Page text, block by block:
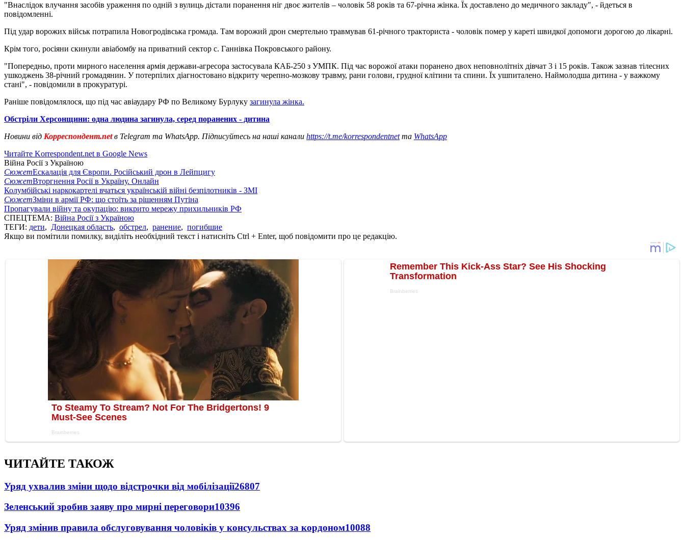
"Внаслідок влучання засобів ураження по одній з вулиць дістали поранення ніг двоє жителів – чоловік 58 років та 67-річна жінка. Їх доставлено до медичного закладу", - йдеться в
повідомленні.
Під удар ворожих військ потрапила Новогродівська громада. Там ворожий дрон смертельно травмував 61-річного тракториста - чоловік помер у кареті швидкої допомоги дорогою до лікарні.
Крім того, росіяни скинули авіабомбу на приватний сектор с. Ганнівка Покровського району.
"Попередньо, проти мирного населення армія держави-агресора застосувала КАБ-250 з УМПК. Під час ворожої атаки поранено двох неповнолітніх дівчат 3 і 15 років. Також зазнав тілесних
ушкоджень 38-річний громадянин. У потерпілих діагностовано відкриту черепно-мозкову травму, рани голови, грудної клітини та спини. Їх ушпиталено. Наймолодша дитина - у важкому
стані", - повідомили в прокуратурі.
Раніше повідомлялося, що під час авіаудару РФ по Великому Бурлуку загинула жінка.
Обстріли Херсонщини: одна людина загинула, серед поранених - дитина
Новини від Корреспондент.netв Telegram та WhatsApp. Підписуйтесь на наші канали https://t.me/korrespondentnetта WhatsApp
Читайте Korrespondent.net в Google News
Війна Росії з Україною
СюжетЕскалація для Європи. Російський дрон в Лейпцигу
СюжетВторгнення Росії в Україну. Онлайн
Колумбійські наркокартелі вчаться українській війні безпілотників - ЗМІ
СюжетЗміни в армії РФ: що стоїть за рішенням Путіна
Пропагували війну та окупацію: викрито мережу прихильників РФ
СПЕЦТЕМА: Війна Росії з Україною
ТЕГИ: дети, Донецкая область, обстрел, ранение, погибшие
Якщо ви помітили помилку, виділіть необхідний текст і натисніть Ctrl + Enter, щоб повідомити про це редакцію.
ЧИТАЙТЕ ТАКОЖ
Уряд ухвалив зміни щодо відстрочки від мобілізації26807
Зеленський зробив заяву про мирні переговори10396
Уряд змінив правила обслуговування чоловіків у консульствах за кордоном10088